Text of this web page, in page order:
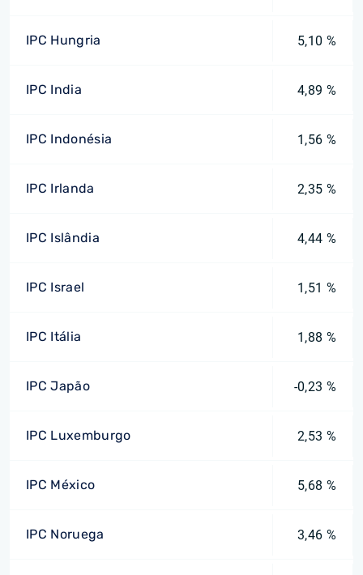
IPC Hungria 5,10 %
IPC India 4,89 %
IPC Indonésia 1,56 %
IPC Irlanda 2,35 %
IPC Islândia 4,44 %
IPC Israel 1,51 %
IPC Itália 1,88 %
IPC Japão -0,23 %
IPC Luxemburgo 2,53 %
IPC México 5,68 %
IPC Noruega 3,46 %